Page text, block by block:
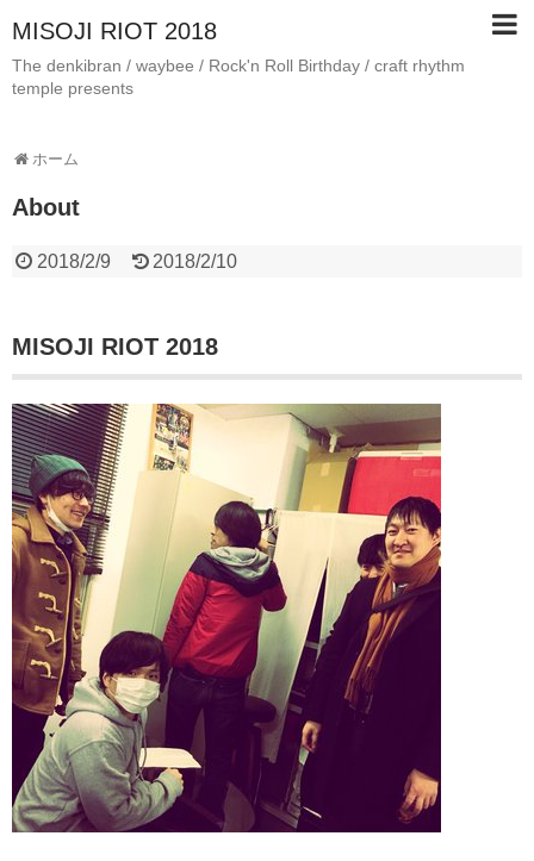
MISOJI RIOT 2018
The denkibran / waybee / Rock'n Roll Birthday / craft rhythm
temple presents
ホーム
About
2018/2/9 2018/2/10
MISOJI RIOT 2018